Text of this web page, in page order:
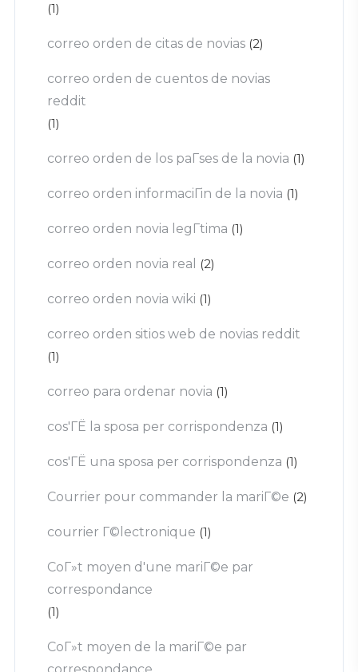
(1)
correo orden de citas de novias (2)
correo orden de cuentos de novias
reddit
(1)
correo orden de los paГ­ses de la novia (1)
correo orden informaciГіn de la novia (1)
correo orden novia legГ­tima (1)
correo orden novia real (2)
correo orden novia wiki (1)
correo orden sitios web de novias reddit
(1)
correo para ordenar novia (1)
cos'ГЁ la sposa per corrispondenza (1)
cos'ГЁ una sposa per corrispondenza (1)
Courrier pour commander la mariГ©e (2)
courrier Г©lectronique (1)
CoГ»t moyen d'une mariГ©e par
correspondance
(1)
CoГ»t moyen de la mariГ©e par